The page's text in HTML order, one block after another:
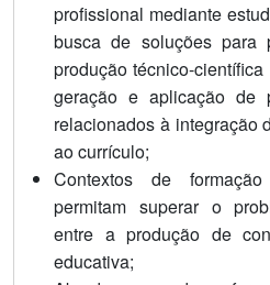
profissional mediante
busca de soluções para
produção técnico-
geração e aplicação de
relacionados à integração
ao currículo;
Contextos de
permitam superar o
entre a produção de
educativa;